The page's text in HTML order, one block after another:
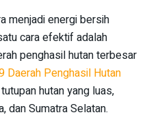
menjadi energi bersih
cara efektif adalah
penghasil hutan terbesar
Daerah Penghasil Hutan
hutan yang luas,
dan Sumatra Selatan.